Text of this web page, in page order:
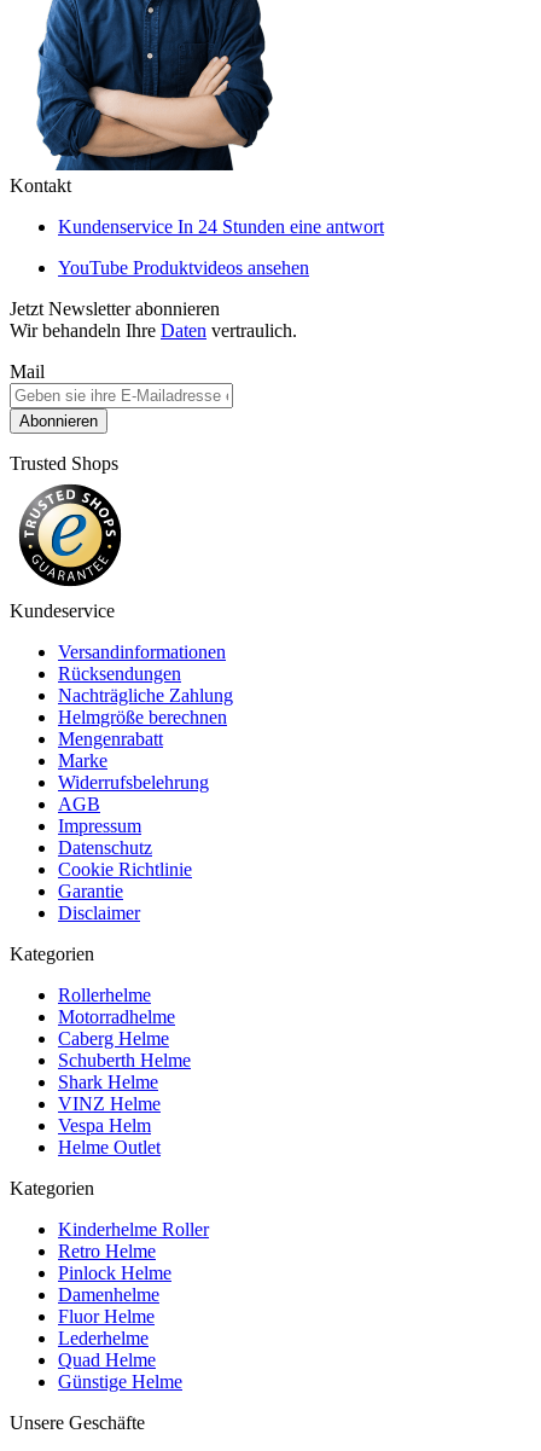
Kontakt
Kundenservice In 24 Stunden eine antwort
YouTube Produktvideos ansehen
Jetzt Newsletter abonnieren
Wir behandeln Ihre Daten vertraulich.
Mail
Abonnieren
Trusted Shops
Kundeservice
Versandinformationen
Rücksendungen
Nachträgliche Zahlung
Helmgröße berechnen
Mengenrabatt
Marke
Widerrufsbelehrung
AGB
Impressum
Datenschutz
Cookie Richtlinie
Garantie
Disclaimer
Kategorien
Rollerhelme
Motorradhelme
Caberg Helme
Schuberth Helme
Shark Helme
VINZ Helme
Vespa Helm
Helme Outlet
Kategorien
Kinderhelme Roller
Retro Helme
Pinlock Helme
Damenhelme
Fluor Helme
Lederhelme
Quad Helme
Günstige Helme
Unsere Geschäfte